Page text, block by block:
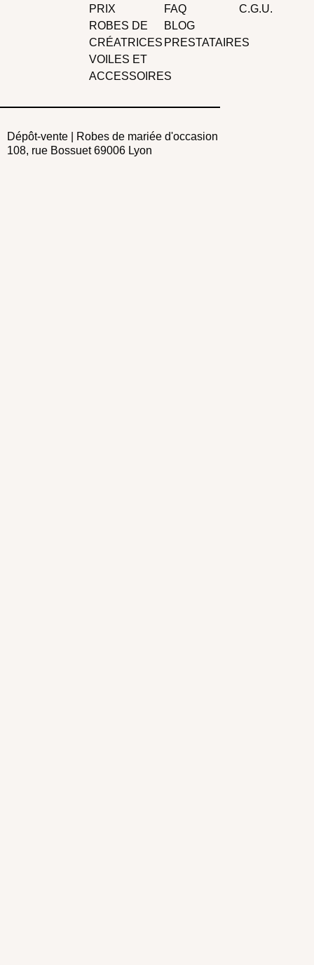
PRIX
ROBES DE
CRÉATRICES
VOILES ET
ACCESSOIRES
FAQ
BLOG
PRESTATAIRES
C.G.U.
Dépôt-vente | Robes de mariée d'occasion
108, rue Bossuet 69006 Lyon